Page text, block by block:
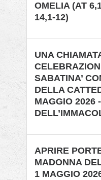
OMELIA (AT
14,1-12)
UNA
SABATINA’
DELLA
MAGGIO 2026
APRIRE
MADONNA
1 MAGGIO